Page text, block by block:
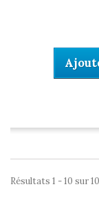
Résultats 1 - 10 sur